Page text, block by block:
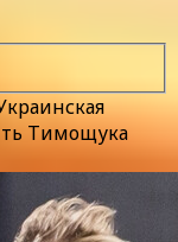
Тимощука